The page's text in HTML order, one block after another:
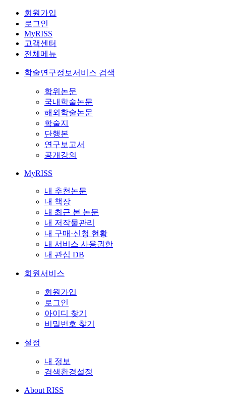
회원가입
로그인
MyRISS
고객센터
전체메뉴
학술연구정보서비스 검색
학위논문
국내학술논문
해외학술논문
학술지
단행본
연구보고서
공개강의
MyRISS
내 추천논문
내 책장
내 최근 본 논문
내 저작물관리
내 구매·신청 현황
내 서비스 사용권한
내 관심 DB
회원서비스
회원가입
로그인
아이디 찾기
비밀번호 찾기
설정
내 정보
검색환경설정
About RISS